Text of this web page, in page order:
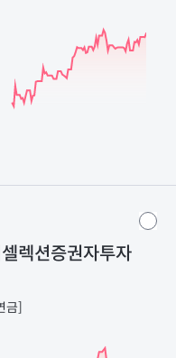
렉션증권자투자
]